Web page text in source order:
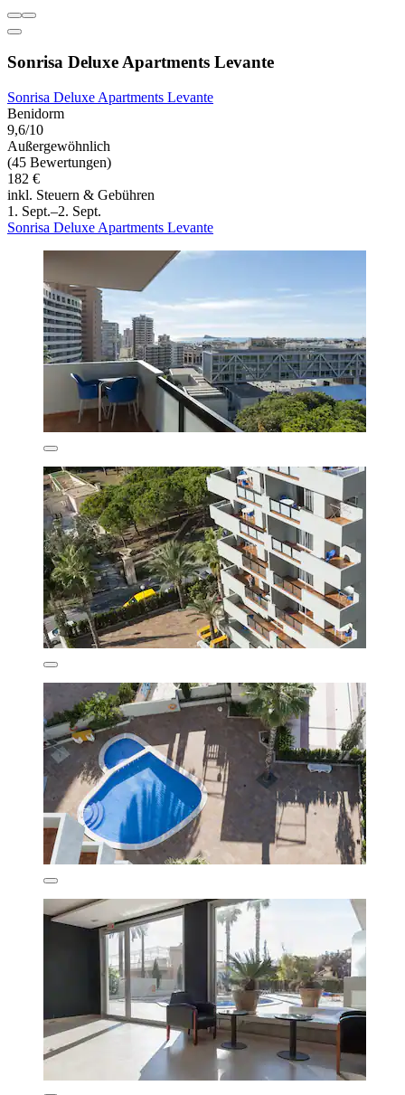
Sonrisa Deluxe Apartments Levante
Sonrisa Deluxe Apartments Levante
Benidorm
9,6/10
Außergewöhnlich
(45 Bewertungen)
182 €
inkl. Steuern & Gebühren
1. Sept.–2. Sept.
Sonrisa Deluxe Apartments Levante